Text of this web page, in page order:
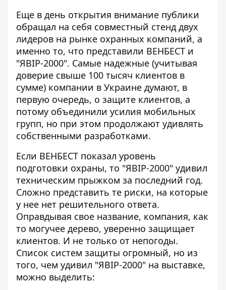
Еще в день открытия внимание публики
обращал на себя совместный стенд двух
лидеров на рынке охранных компаний, а
именно то, что представили ВЕНБЕСТ и
"ЯВІР-2000". Самые надежные (учитывая
доверие свыше 100 тысяч клиентов в
сумме) компании в Украине думают, в
первую очередь, о защите клиентов, а
потому объединили усилия мобильных
групп, но при этом продолжают удивлять
собственными разработками.
Если ВЕНБЕСТ показал уровень
подготовки охраны, то "ЯВІР-2000" удивил
техническим прыжком за последний год.
Сложно представить те риски, на которые
у нее нет решительного ответа.
Оправдывая свое название, компания, как
то могучее дерево, уверенно защищает
клиентов. И не только от непогоды.
Список систем защиты огромный, но из
того, чем удивил "ЯВІР-2000" на выставке,
можно выделить: